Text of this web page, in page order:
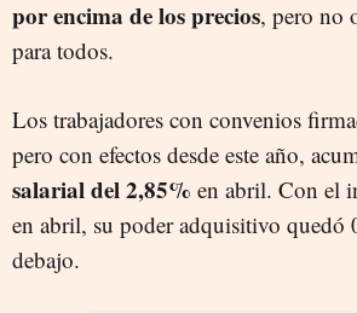
por encima de los precios, pero no
para todos.
Los trabajadores con convenios
pero con efectos desde este año,
salarial del 2,85% en abril. Con el
en abril, su poder adquisitivo quedó
debajo.